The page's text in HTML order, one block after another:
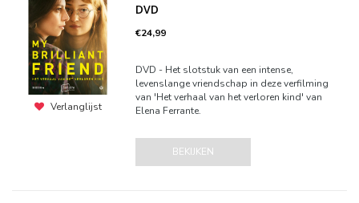
Verlanglijst
DVD
€24,99
DVD - Het slotstuk van een intense,
levenslange vriendschap in deze verfilming
van 'Het verhaal van het verloren kind' van
Elena Ferrante.
BEKIJKEN